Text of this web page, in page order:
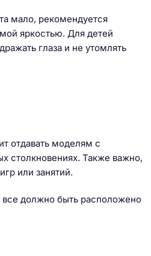
мало, рекомендуется
яркостью. Для детей
глаза и не утомлять
отдавать моделям с
столкновениях. Также важно,
или занятий.
должно быть расположено